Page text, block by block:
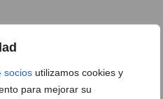
socios utilizamos cookies y
para mejorar su